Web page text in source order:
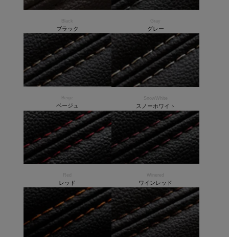
ブラック
Gray
グレー
ベージュ
SnowWhite
スノーホワイト
Red
レッド
Winered
ワインレッド